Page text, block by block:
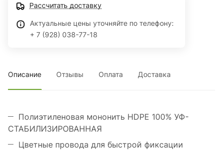
Рассчитать доставку
Актуальные цены уточняйте по телефону:
+ 7 (928) 038-77-18
Описание Отзывы Оплата Доставка
Полиэтиленовая мононить HDPE 100% УФ-
СТАБИЛИЗИРОВАННАЯ
Цветные провода для быстрой фиксации